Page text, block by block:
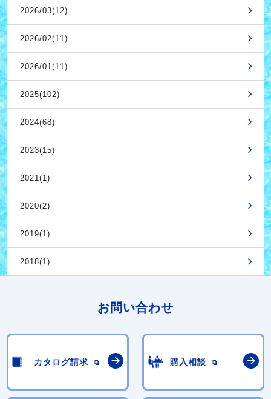
2026/03(12)
2026/02(11)
2026/01(11)
2025(102)
2024(68)
2023(15)
2021(1)
2020(2)
2019(1)
2018(1)
お問い合わせ
カタログ請求 購入相談